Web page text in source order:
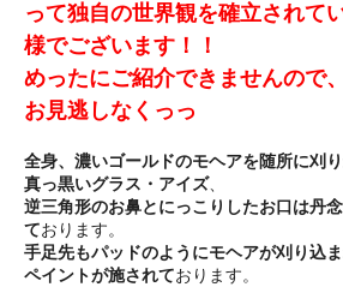
って独自の世界観を確立されて
様でございます！！
めったにご紹介できませんので
お見逃しなくっっ
全身、濃いゴールドのモヘアを随所に刈
真っ黒いグラス・アイズ、
逆三角形のお鼻とにっこりしたお口は丹
ております。
手足先もパッドのようにモヘアが刈り込
ペイントが施されております。